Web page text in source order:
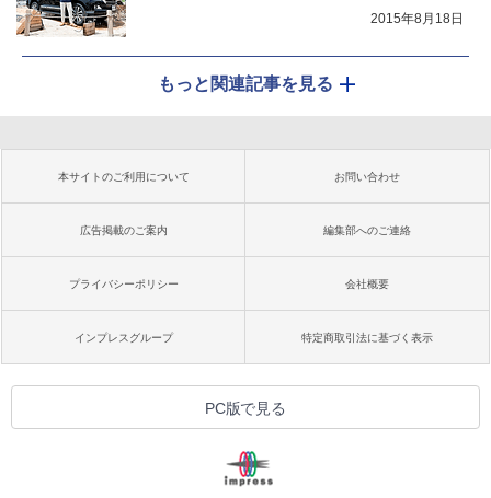
2015年8月18日
もっと関連記事を見る
本サイトのご利用について お問い合わせ
広告掲載のご案内 編集部へのご連絡
プライバシーポリシー 会社概要
インプレスグループ 特定商取引法に基づく表示
PC版で見る